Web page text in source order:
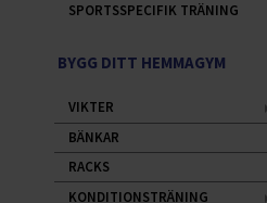
SPORTSSPECIFIK TRÄNING
BYGG DITT HEMMAGYM
VIKTER
BÄNKAR
RACKS
KONDITIONSTRÄNING